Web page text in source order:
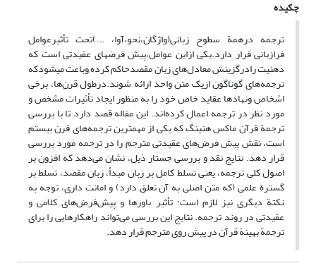
چکیده
ترجمه درهمة سطوح زبانی(واژگان،نحو،آوا، ...)تحت تأثیرعوامل
فرازبانی قرار دارد.یکی ازاین عوامل،پیش فرضهای عقیدتی است که
ذهنیت رادرگزینش معادل‌های زبان مقصدحاکم کرده وباعث میشودکه
ترجمه‌های گوناگون ازیک متن واحد ارائه شوند.درطول قرن‌ها، برخی
اشخاص ونهادها عقاید خاص خود را به منظور ایجاد تأثیرات مشخص و
مورد نظر در ترجمه اعمال کرده‌اند. این مقاله قصد دارد تا با بررسی
ترجمة قرآن ماکس هنینگ که یکی از مهمترین ترجمه‌های قرن بیستم
است، نقش پیش فرض‌های عقیدتی مترجم را در ترجمه مورد بررسی
قرار دهد. نتایج نقد و بررسی جستار ذیل، نشان می‌دهد که افزون بر
اصول کلی ترجمه، یعنی تسلط کامل بر زبان مبدأ، زبان مقصد، تسلط بر
گسترة علمی (که متن اصلی به آن تعلق دارد) و امانت داری، توجه به
نکتة دیگری نیز لازم است: تأثیر باورها و پیش‌فرض‌های کلامی و
عقیدتی در روند ترجمه. نتایج این بررسی می‌تواند راهکارهایی را برای
ترجمة بهینة قرآن در پیش روی مترجم قرار دهد.